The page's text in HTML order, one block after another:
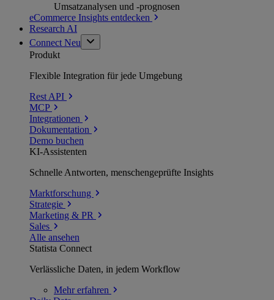
Umsatzanalysen und -prognosen
eCommerce Insights entdecken
Research AI
Connect Neu
Produkt
Flexible Integration für jede Umgebung
Rest API
MCP
Integrationen
Dokumentation
Demo buchen
KI-Assistenten
Schnelle Antworten, menschengeprüfte Insights
Marktforschung
Strategie
Marketing & PR
Sales
Alle ansehen
Statista Connect
Verlässliche Daten, in jedem Workflow
Mehrerfahren